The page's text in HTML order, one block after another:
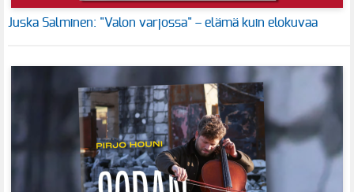
Juska Salminen: "Valon varjossa" – elämä kuin elokuvaa